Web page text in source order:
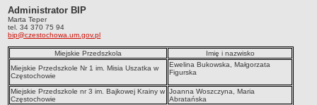
ARCHIWUM SZKÓŁ I PLACÓWEK
Zlikwidowane gimnazja
Wielofunkcyjna Placówka
SPECJALNE OŚRODKI SZKOLNO-WYCHOWAWCZE
Specjalny Ośrodek nr 1
Administrator BIP
Marta Teper
tel. 34 370 75 94
bip@czestochowa.um.gov.pl
Miejskie Przedszkola
Imię i nazwisko
Miejskie Przedszkole Nr 1 im. Misia Uszatka w
Częstochowie
Ewelina Bukowska, Małgorzata
Figurska
Miejskie Przedszkole nr 3 im. Bajkowej Krainy w
Częstochowie
Joanna Woszczyna, Maria
Abratańska